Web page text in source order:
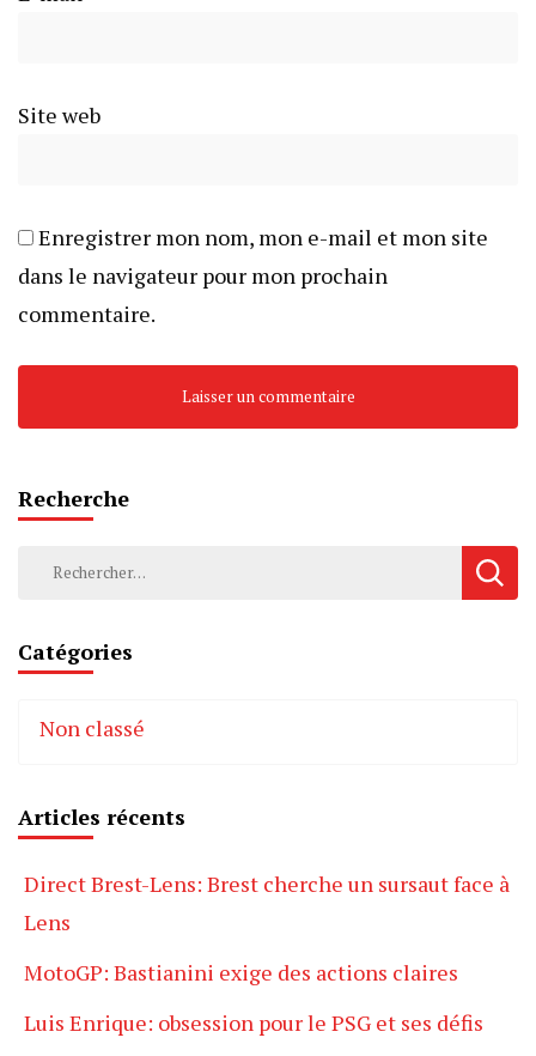
Site web
Enregistrer mon nom, mon e-mail et mon site
dans le navigateur pour mon prochain
commentaire.
Recherche
Rechercher :
Catégories
Non classé
Articles récents
Direct Brest-Lens: Brest cherche un sursaut face à
Lens
MotoGP: Bastianini exige des actions claires
Luis Enrique: obsession pour le PSG et ses défis